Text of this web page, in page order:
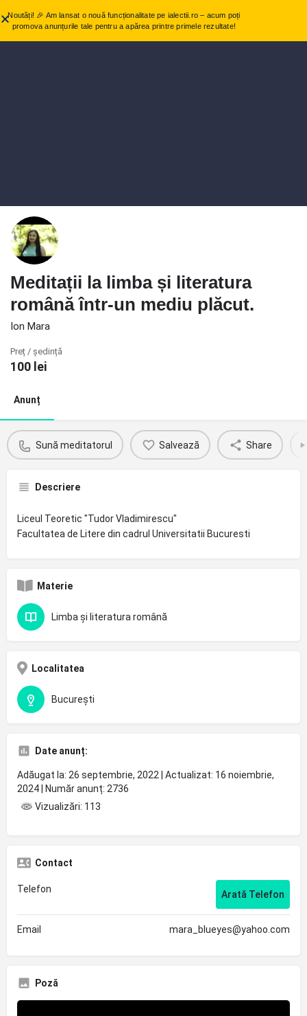
Meditații la limba și literatura
română într-un mediu plăcut.
Ion Mara
Preț / ședință
100 lei
Anunț
Sună meditatorul Salvează Share
Descriere
Liceul Teoretic "Tudor Vladimirescu"
Facultatea de Litere din cadrul Universitatii Bucuresti
Materie
Limba și literatura română
Localitatea
București
Date anunț:
Adăugat la: 26 septembrie, 2022 | Actualizat: 16 noiembrie,
2024 | Număr anunț: 2736
Vizualizări: 113
Contact
Telefon Arată Telefon
Email mara_blueyes@yahoo.com
Poză
Noutăți! 🎉 Am lansat o nouă funcționalitate pe ialectii.ro – acum poți
promova anunțurile tale pentru a apărea printre primele rezultate!